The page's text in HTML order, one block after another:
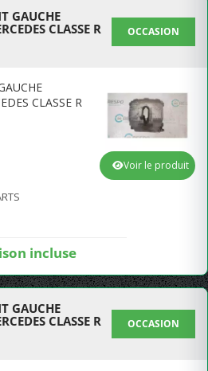
GAUCHE
CLASSE R
OCCASION
CLASSE R
incluse
Voir le produit
GAUCHE
CLASSE R
OCCASION